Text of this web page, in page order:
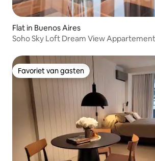
Flat in Buenos Aires
Soho Sky Loft Dream View Appartement
Favoriet van gasten
Favoriet van gasten